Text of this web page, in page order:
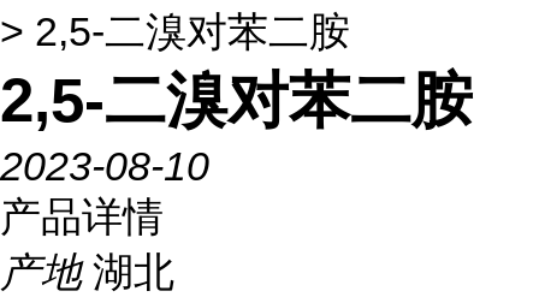
> 2,5-二溴对苯二胺
2,5-二溴对苯二胺
2023-08-10
产品详情
产地 湖北